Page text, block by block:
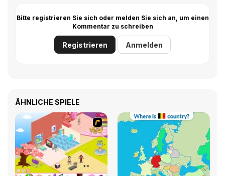
Bitte registrieren Sie sich oder melden Sie sich an, um einen
Kommentar zu schreiben
Registrieren Anmelden
ÄHNLICHE SPIELE